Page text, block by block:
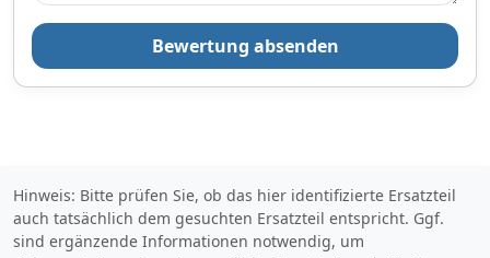
Bewertung absenden
Hinweis: Bitte prüfen Sie, ob das hier identifizierte Ersatzteil
auch tatsächlich dem gesuchten Ersatzteil entspricht. Ggf.
sind ergänzende Informationen notwendig, um